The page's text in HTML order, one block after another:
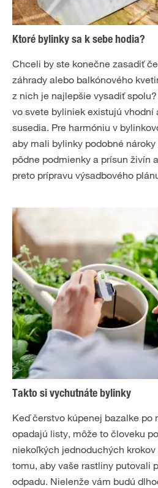
Ktoré bylinky sa k sebe hodia?
Chceli by ste konečne zasadiť
záhrady alebo balkónového
z nich je najlepšie vysadiť
vo svete byliniek existujú vhodní
susedia. Pre harmóniu v
aby mali bylinky podobné
pôdne podmienky a prísun živín
preto prípravu výsadbového
Takto si vychutnáte bylinky
Keď čerstvo kúpenej bazalke po
opadajú listy, môže to človeku
niekoľkých jednoduchých
tomu, aby vaše rastliny putovali
odpadu. Nielenže vám budú